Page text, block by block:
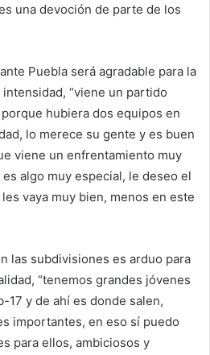
una devoción de parte de los
Puebla será agradable para la
“viene un partido
hubiera dos equipos en
lo merece su gente y es buen
viene un enfrentamiento muy
algo muy especial, le deseo el
vaya muy bien, menos en este
las subdivisiones es arduo para
“tenemos grandes jóvenes
17 y de ahí es donde salen,
importantes, en eso sí puedo
para ellos, ambiciosos y